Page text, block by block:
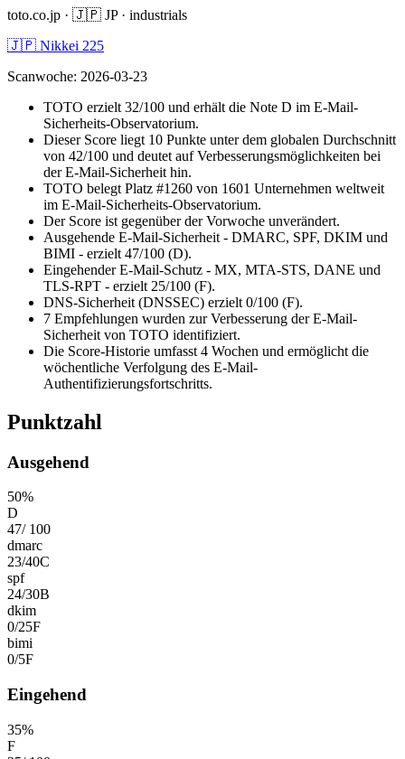
toto.co.jp · 🇯🇵 JP· industrials
🇯🇵 Nikkei 225
Scanwoche: 2026-03-23
TOTO erzielt 32/100 und erhält die Note D im E-Mail-
Sicherheits-Observatorium.
Dieser Score liegt 10 Punkte unter dem globalen Durchschnitt
von 42/100 und deutet auf Verbesserungsmöglichkeiten bei
der E-Mail-Sicherheit hin.
TOTO belegt Platz #1260 von 1601 Unternehmen weltweit
im E-Mail-Sicherheits-Observatorium.
Der Score ist gegenüber der Vorwoche unverändert.
Ausgehende E-Mail-Sicherheit - DMARC, SPF, DKIM und
BIMI - erzielt 47/100 (D).
Eingehender E-Mail-Schutz - MX, MTA-STS, DANE und
TLS-RPT - erzielt 25/100 (F).
DNS-Sicherheit (DNSSEC) erzielt 0/100 (F).
7 Empfehlungen wurden zur Verbesserung der E-Mail-
Sicherheit von TOTO identifiziert.
Die Score-Historie umfasst 4 Wochen und ermöglicht die
wöchentliche Verfolgung des E-Mail-
Authentifizierungsfortschritts.
Punktzahl
Ausgehend
50%
D
47/ 100
dmarc
23/40C
spf
24/30B
dkim
0/25F
bimi
0/5F
Eingehend
35%
F